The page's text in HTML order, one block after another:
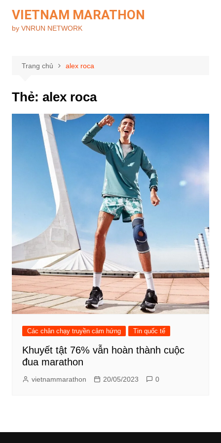
phần
VIETNAM MARATHON
by VNRUN NETWORK
Trang chủ alex roca
Thẻ: alex roca
Các chân chạy truyền cảm hứng Tin quốc tế
Khuyết tật 76% vẫn hoàn thành cuộc
đua marathon
vietnammarathon 20/05/2023 0